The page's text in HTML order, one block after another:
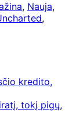
, Nauja,
,
kredito,
tokį pigų,